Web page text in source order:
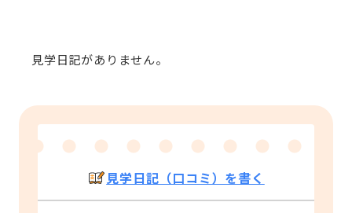
見学日記がありません。
見学日記（口コミ）を書く